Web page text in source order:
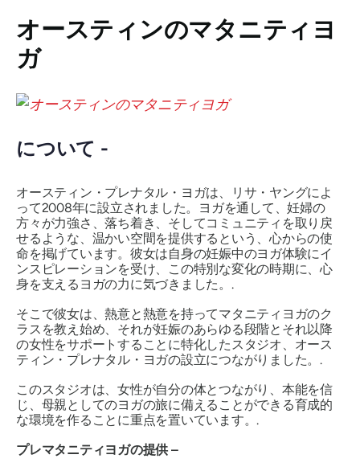
オースティンのマタニティヨ
ガ
について -
オースティン・プレナタル・ヨガは、リサ・ヤングによ
って2008年に設立されました。ヨガを通して、妊婦の
方々が力強さ、落ち着き、そしてコミュニティを取り戻
せるような、温かい空間を提供するという、心からの使
命を掲げています。彼女は自身の妊娠中のヨガ体験にイ
ンスピレーションを受け、この特別な変化の時期に、心
身を支えるヨガの力に気づきました。.
そこで彼女は、熱意と熱意を持ってマタニティヨガのク
ラスを教え始め、それが妊娠のあらゆる段階とそれ以降
の女性をサポートすることに特化したスタジオ、オース
ティン・プレナタル・ヨガの設立につながりました。.
このスタジオは、女性が自分の体とつながり、本能を信
じ、母親としてのヨガの旅に備えることができる育成的
な環境を作ることに重点を置いています。.
プレマタニティヨガの提供 –